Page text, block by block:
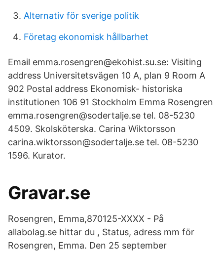
Alternativ för sverige politik
Företag ekonomisk hållbarhet
Email emma.rosengren@ekohist.su.se: Visiting
address Universitetsvägen 10 A, plan 9 Room A
902 Postal address Ekonomisk- historiska
institutionen 106 91 Stockholm Emma Rosengren
emma.rosengren@sodertalje.se tel. 08-5230
4509. Skolsköterska. Carina Wiktorsson
carina.wiktorsson@sodertalje.se tel. 08-5230
1596. Kurator.
Gravar.se
Rosengren, Emma,870125-XXXX - På
allabolag.se hittar du , Status, adress mm för
Rosengren, Emma. Den 25 september